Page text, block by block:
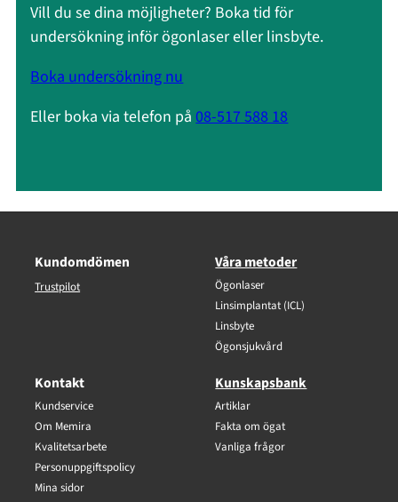
Vill du se dina möjligheter? Boka tid för
undersökning inför ögonlaser eller linsbyte.
Boka undersökning nu
Eller boka via telefon på08-517 588 18
Kundomdömen
Trustpilot
Våra metoder
Ögonlaser
Linsimplantat (ICL)
Linsbyte
Ögonsjukvård
Kontakt
Kundservice
Om Memira
Kvalitetsarbete
Personuppgiftspolicy
Mina sidor
Kunskapsbank
Artiklar
Fakta om ögat
Vanliga frågor